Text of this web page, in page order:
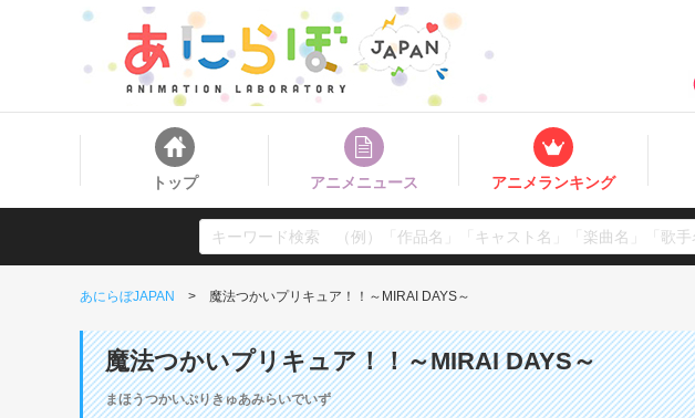
トップ アニメニュース アニメランキング
あにらぼJAPAN 魔法つかいプリキュア！！～MIRAI DAYS～
魔法つかいプリキュア！！～MIRAI DAYS～
まほうつかいぷりきゅあみらいでいず